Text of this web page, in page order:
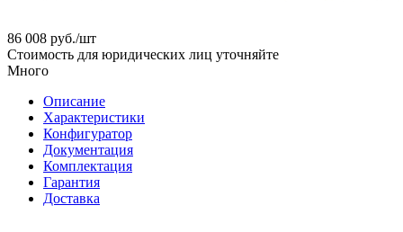
86 008 руб./шт
Стоимость для юридических лиц уточняйте
Много
Описание
Характеристики
Конфигуратор
Документация
Комплектация
Гарантия
Доставка